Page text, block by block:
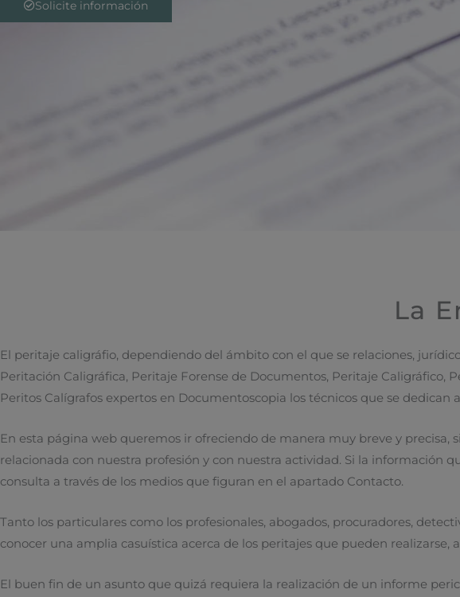
Solicite información
La
El peritaje caligráfio, dependiendo del ámbito con el que se relaciones,
Peritación Caligráfica, Peritaje Forense de Documentos, Peritaje Caligráfico,
Peritos Calígrafos expertos en Documentoscopia los técnicos que se dedican
En esta página web queremos ir ofreciendo de manera muy breve y
relacionada con nuestra profesión y con nuestra actividad. Si la información
consulta a través de los medios que figuran en el apartado Contacto.
Tanto los particulares como los profesionales, abogados, procuradores,
conocer una amplia casuística acerca de los peritajes que pueden
El buen fin de un asunto que quizá requiera la realización de un informe